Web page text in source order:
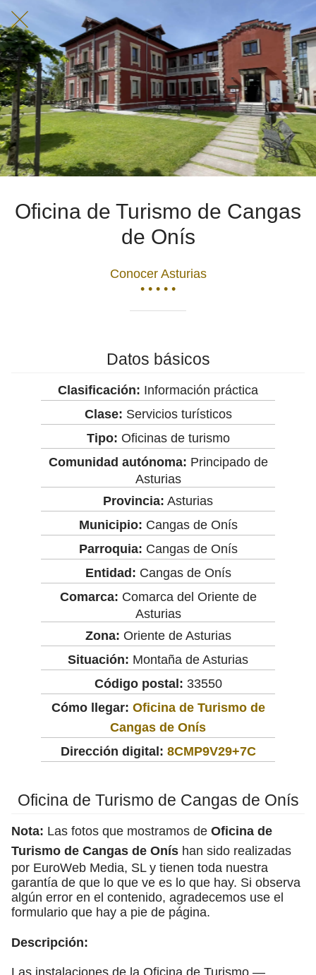
Oficina de Turismo de Cangas
de Onís
Conocer Asturias
• • • • •
Datos básicos
Clasificación: Información práctica
Clase: Servicios turísticos
Tipo: Oficinas de turismo
Comunidad autónoma: Principado de
Asturias
Provincia: Asturias
Municipio: Cangas de Onís
Parroquia: Cangas de Onís
Entidad: Cangas de Onís
Comarca: Comarca del Oriente de
Asturias
Zona: Oriente de Asturias
Situación: Montaña de Asturias
Código postal: 33550
Cómo llegar: Oficina de Turismo de
Cangas de Onís
Dirección digital: 8CMP9V29+7C
Oficina de Turismo de Cangas de Onís
Nota: Las fotos que mostramos de Oficina de
Turismo de Cangas de Onís han sido realizadas
por EuroWeb Media, SL y tienen toda nuestra
garantía de que lo que ve es lo que hay. Si observa
algún error en el contenido, agradecemos use el
formulario que hay a pie de página.
Descripción:
Las instalaciones de la Oficina de Turismo —